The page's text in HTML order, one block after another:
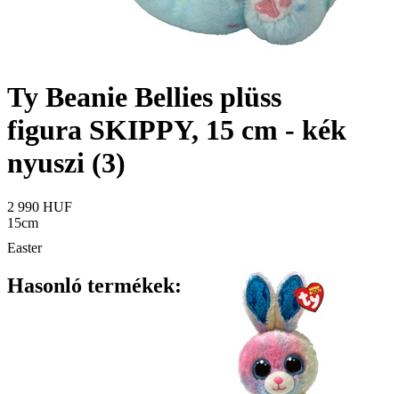
Ty Beanie Bellies plüss
figura SKIPPY, 15 cm - kék
nyuszi (3)
2 990 HUF
15cm
Easter
Hasonló termékek: